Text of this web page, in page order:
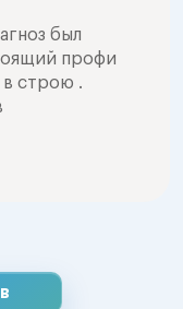
был
профи
в строю .